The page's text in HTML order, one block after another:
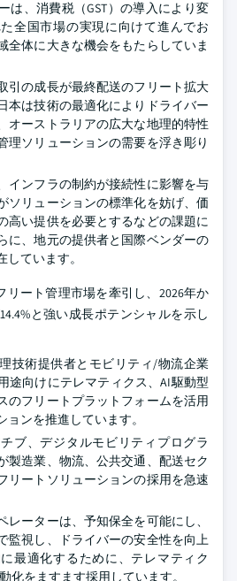
は、消費税（GST）の導入により変
全国市場の実現に向けて進んでお
全体に大きな機会をもたらしていま
引の成長が最終配送のフリート拡大
本は技術の最適化によりドライバー
オーストラリアの広大な地理的特性
理ソリューションの需要を浮き彫り
インフラの制約が接続性に影響を与
ソリューションの標準化を妨げ、価
高い提供を必要とするなどの課題に
に、地元の提供者と国際ベンダーの
ています。
リート管理市場を牽引し、2026年か
と強い成長ポテンシャルを示し
技術提供者とモビリティ/物流企業
途向けにテレマティクス、AI駆動型
のフリートプラットフォームを活用
ンを推進しています。
ブ、デジタルモビリティプログラ
製造業、物流、公共交通、配送セク
リートソリューションの採用を急速
レーターは、予知保全を可能にし、
監視し、ドライバーの安全性を向上
最適化するために、テレマティク
化をますます採用しています。